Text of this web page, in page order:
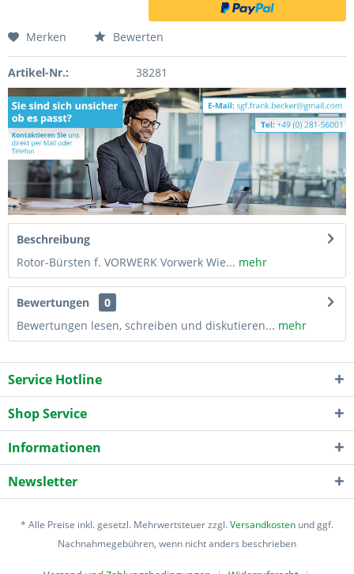
Merken Bewerten
Artikel-Nr.: 38281
Beschreibung
Rotor-Bürsten f. VORWERK Vorwerk Wie... mehr
Bewertungen
0
Bewertungen lesen, schreiben und diskutieren... mehr
Service Hotline
Shop Service
Informationen
Newsletter
* Alle Preise inkl. gesetzl. Mehrwertsteuer zzgl.Versandkosten und ggf.
Nachnahmegebühren, wenn nicht anders beschrieben